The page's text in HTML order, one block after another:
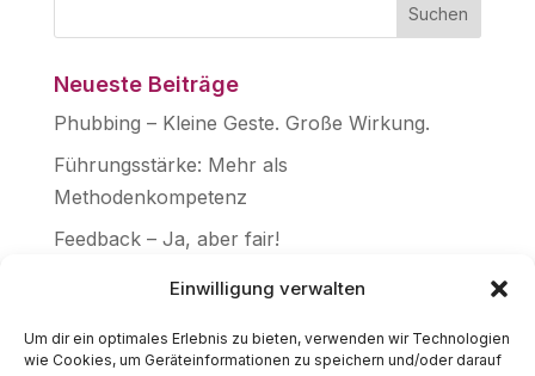
Einwilligung verwalten
Um dir ein optimales Erlebnis zu bieten, verwenden wir Technologien
wie Cookies, um Geräteinformationen zu speichern und/oder darauf
Neueste Beiträge
Phubbing – Kleine Geste. Große Wirkung.
Führungsstärke: Mehr als
Methodenkompetenz
Feedback – Ja, aber fair!
Frage aller Fragen: WARUM?
Führungskraft & Führungspersönlichkeit